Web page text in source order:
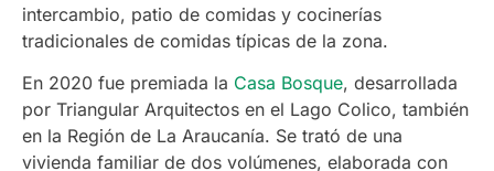
intercambio, patio de comidas y cocinerías
tradicionales de comidas típicas de la zona.
En 2020 fue premiada la Casa Bosque, desarrollada
por Triangular Arquitectos en el Lago Colico, también
en la Región de La Araucanía. Se trató de una
vivienda familiar de dos volúmenes, elaborada con